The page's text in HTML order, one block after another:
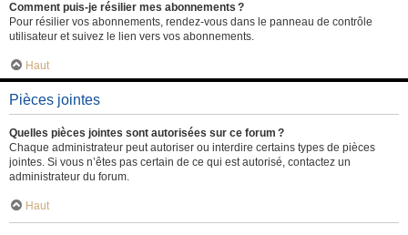
Comment puis-je résilier mes abonnements ?
Pour résilier vos abonnements, rendez-vous dans le panneau de contrôle
utilisateur et suivez le lien vers vos abonnements.
Haut
Pièces jointes
Quelles pièces jointes sont autorisées sur ce forum ?
Chaque administrateur peut autoriser ou interdire certains types de pièces
jointes. Si vous n’êtes pas certain de ce qui est autorisé, contactez un
administrateur du forum.
Haut